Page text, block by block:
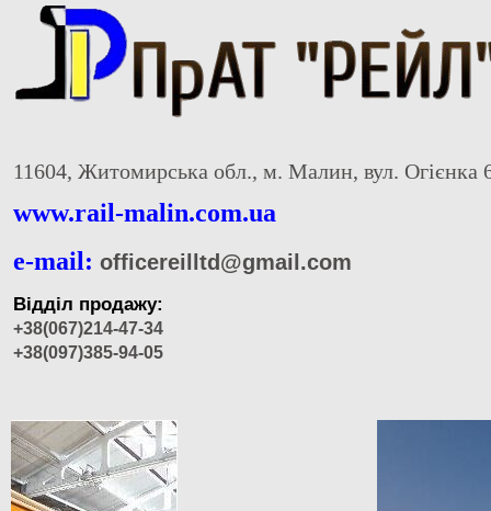
11604, Житомирська обл., м. Малин, вул. Огієнка
www.rail-malin.com.ua
e-mail: officereilltd@gmail.com
Відділ продажу:
+38(067)214-47-34
+38(097)385-94-05